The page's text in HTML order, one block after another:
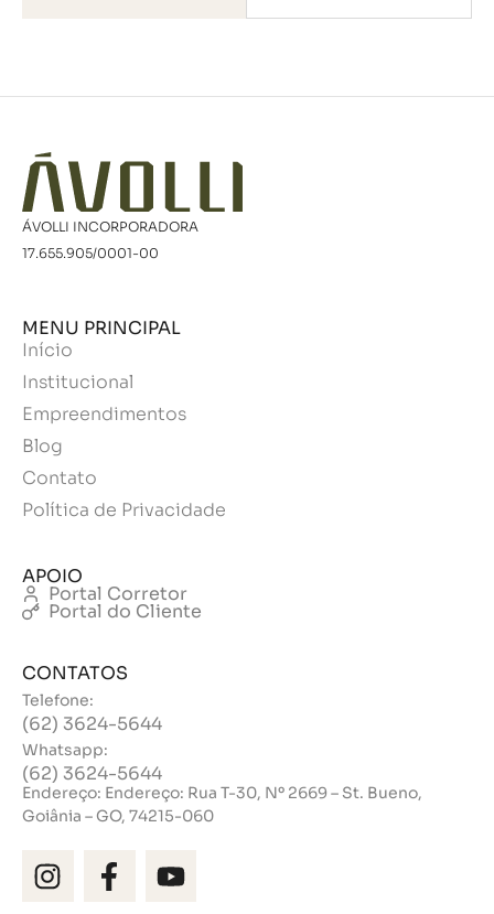
ÁVOLLI INCORPORADORA
17.655.905/0001-00
MENU PRINCIPAL
Início
Institucional
Empreendimentos
Blog
Contato
Política de Privacidade
APOIO
Portal Corretor
Portal do Cliente
CONTATOS
Telefone:
(62) 3624-5644
Whatsapp:
(62) 3624-5644
Endereço: Endereço: Rua T-30, Nº 2669 – St. Bueno,
Goiânia – GO, 74215-060